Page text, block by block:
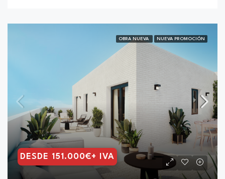
OBRA NUEVA NUEVA PROMOCIÓN
DESDE 151.000€+ IVA